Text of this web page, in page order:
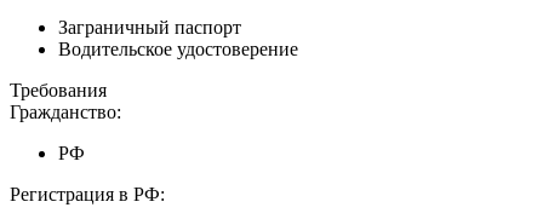
Заграничный паспорт
Водительское удостоверение
Требования
Гражданство:
РФ
Регистрация в РФ: